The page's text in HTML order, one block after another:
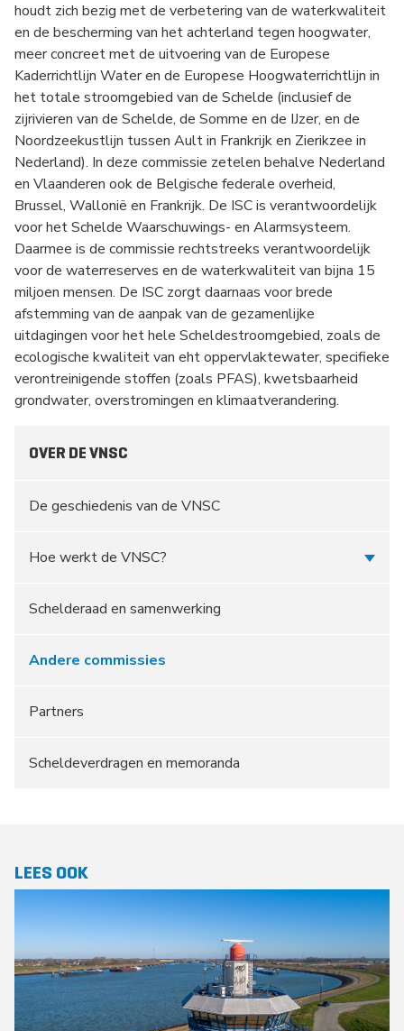
houdt zich bezig met de verbetering van de waterkwaliteit
en de bescherming van het achterland tegen hoogwater,
meer concreet met de uitvoering van de Europese
Kaderrichtlijn Water en de Europese Hoogwaterrichtlijn in
het totale stroomgebied van de Schelde (inclusief de
zijrivieren van de Schelde, de Somme en de IJzer, en de
Noordzeekustlijn tussen Ault in Frankrijk en Zierikzee in
Nederland). In deze commissie zetelen behalve Nederland
en Vlaanderen ook de Belgische federale overheid,
Brussel, Wallonië en Frankrijk. De ISC is verantwoordelijk
voor het Schelde Waarschuwings- en Alarmsysteem.
Daarmee is de commissie rechtstreeks verantwoordelijk
voor de waterreserves en de waterkwaliteit van bijna 15
miljoen mensen. De ISC zorgt daarnaas voor brede
afstemming van de aanpak van de gezamenlijke
uitdagingen voor het hele Scheldestroomgebied, zoals de
ecologische kwaliteit van eht oppervlaktewater, specifieke
verontreinigende stoffen (zoals PFAS), kwetsbaarheid
grondwater, overstromingen en klimaatverandering.
OVER DE VNSC
De geschiedenis van de VNSC
Hoe werkt de VNSC?
Schelderaad en samenwerking
Andere commissies
Partners
Scheldeverdragen en memoranda
LEES OOK